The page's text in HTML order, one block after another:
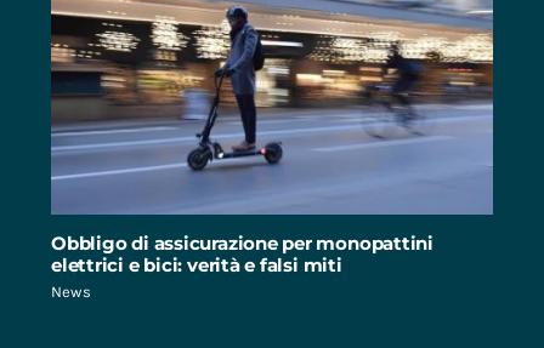
Obbligo di assicurazione per monopattini
elettrici e bici: verità e falsi miti
News